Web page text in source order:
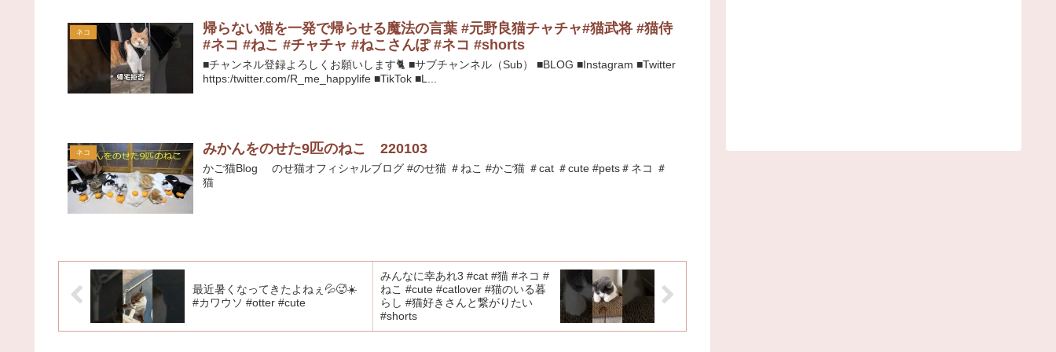
ネコ
帰らない猫を一発で帰らせる魔法の言葉 #元野良猫チャチャ#猫武将 #猫侍
#ネコ #ねこ #チャチャ #ねこさんぽ #ネコ #shorts
■チャンネル登録よろしくお願いします🐈 ■サブチャンネル（Sub） ■BLOG ■Instagram ■Twitter
https:/twitter.com/R_me_happylife ■TikTok ■L...
ネコ みかんをのせた9匹のねこ 220103
かご猫Blog のせ猫オフィシャルブログ #のせ猫 ＃ねこ #かご猫 ＃cat ＃cute #pets＃ネコ ＃
猫
最近暑くなってきたよねぇ💦🥵☀️
#カワウソ #otter #cute
みんなに幸あれ3 #cat #猫 #ネコ #
ねこ #cute #catlover #猫のいる暮
らし #猫好きさんと繋がりたい
#shorts